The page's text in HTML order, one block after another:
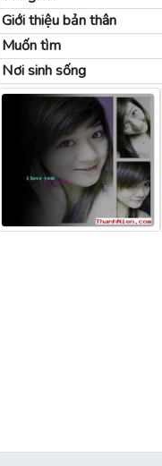
Giới thiệu bản thân
Muốn tìm
Nơi sinh sống